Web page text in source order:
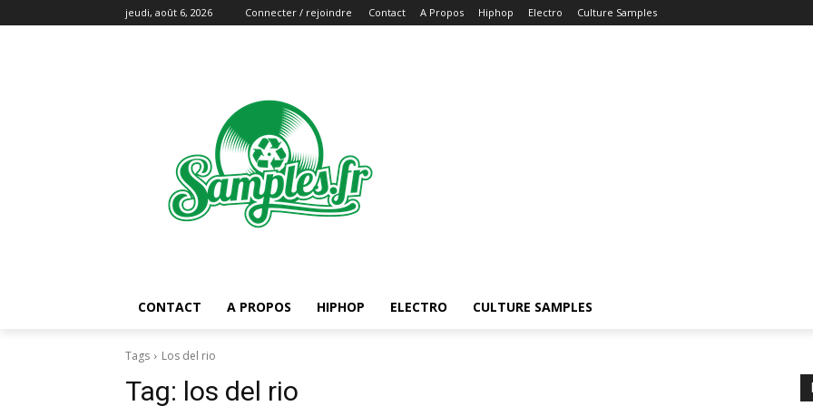
jeudi, août 6, 2026 Connecter / rejoindre Contact A Propos Hiphop Electro Culture Samples
CONTACT A PROPOS HIPHOP ELECTRO CULTURE SAMPLES
Tags Los del rio
Tag: los del rio